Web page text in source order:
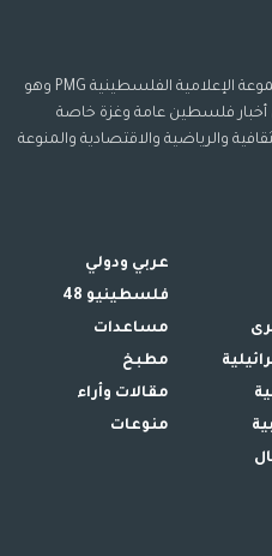
موقع غزة بوست هو احد خدمات المجموعة الإعلامية الفلسطينية PMG وهو
فلسطين عامة وغزة خاصة
والرياضية والاقتصادية والمنوعة
عربي ودولي
فلسطينيو 48
مساعدات
مطبخ
مقالات وأراء
منوعات